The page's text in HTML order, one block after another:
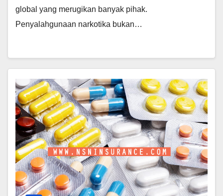
global yang merugikan banyak pihak.
Penyalahgunaan narkotika bukan…